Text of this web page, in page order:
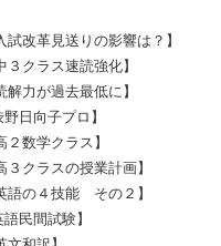
改革見送りの影響は？】
クラス速読強化】
力が過去最低に】
日向子プロ】
数学クラス】
クラスの授業計画】
の４技能 その２】
民間試験】